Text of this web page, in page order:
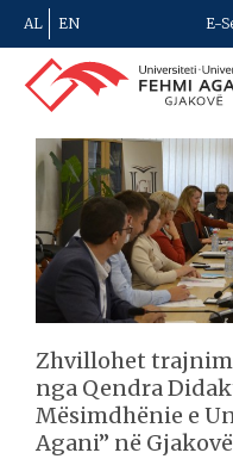
AL EN E-
Zhvillohet
nga Qendra
Mësimdhënie e
Agani” në Gjakovë